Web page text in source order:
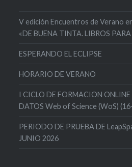
V edición Encuentros de Verano
«DE BUENA TINTA. LIBROS
ESPERANDO EL ECLIPSE
HORARIO DE VERANO
I CICLO DE FORMACION ONLINE
DATOS Web of Science (WoS)
PERIODO DE PRUEBA DE
JUNIO 2026